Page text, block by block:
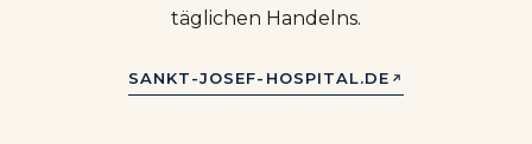
täglichen Handelns.
SANKT-JOSEF-HOSPITAL.DE